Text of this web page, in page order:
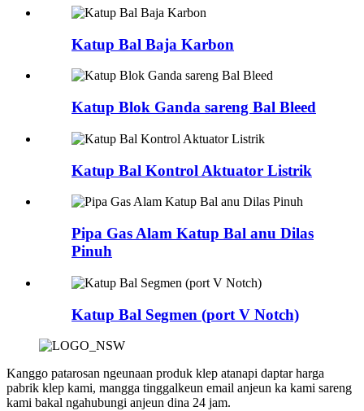
Katup Bal Baja Karbon
Katup Blok Ganda sareng Bal Bleed
Katup Bal Kontrol Aktuator Listrik
Pipa Gas Alam Katup Bal anu Dilas
Pinuh
Katup Bal Segmen (port V Notch)
Kanggo patarosan ngeunaan produk klep atanapi daptar harga
pabrik klep kami, mangga tinggalkeun email anjeun ka kami sareng
kami bakal ngahubungi anjeun dina 24 jam.